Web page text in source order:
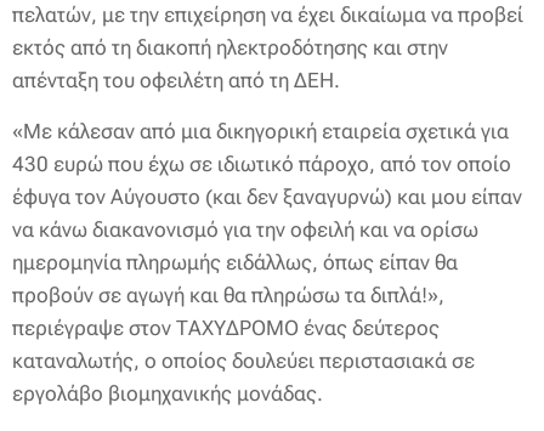
πελατών, με την επιχείρηση να έχει δικαίωμα να προβεί
εκτός από τη διακοπή ηλεκτροδότησης και στην
απένταξη του οφειλέτη από τη ΔΕΗ.
«Με κάλεσαν από μια δικηγορική εταιρεία σχετικά για
430 ευρώ που έχω σε ιδιωτικό πάροχο, από τον οποίο
έφυγα τον Αύγουστο (και δεν ξαναγυρνώ) και μου είπαν
να κάνω διακανονισμό για την οφειλή και να ορίσω
ημερομηνία πληρωμής ειδάλλως, όπως είπαν θα
προβούν σε αγωγή και θα πληρώσω τα διπλά!»,
περιέγραψε στον ΤΑΧΥΔΡΟΜΟ ένας δεύτερος
καταναλωτής, ο οποίος δουλεύει περιστασιακά σε
εργολάβο βιομηχανικής μονάδας.